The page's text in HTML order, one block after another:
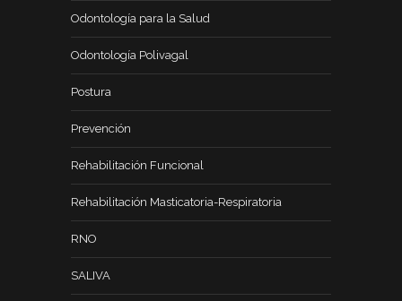
Odontología para la Salud
Odontología Polivagal
Postura
Prevención
Rehabilitación Funcional
Rehabilitación Masticatoria-Respiratoria
RNO
SALIVA